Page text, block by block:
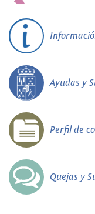
Ayudas y
Perfil de
Quejas y